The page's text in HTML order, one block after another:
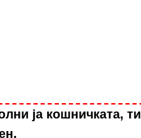
ја кошничката, ти
.